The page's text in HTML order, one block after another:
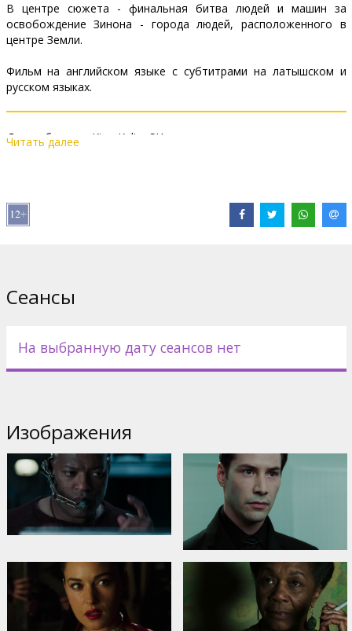
В центре сюжета - финальная битва людей и машин за
освобождение Зинона - города людей, расположенного в
центре Земли.
Фильм на английском языке с субтитрами на латышском и
русском языках.
Дистрибьютор:
Kino Kults, SIA
Сайты:
Читать далее
Сеансы
На выбранную дату сеансов нет
Изображения